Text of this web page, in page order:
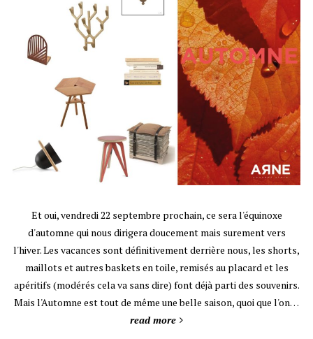
Et oui, vendredi 22 septembre prochain, ce sera l'équinoxe
d'automne qui nous dirigera doucement mais surement vers
l'hiver. Les vacances sont définitivement derrière nous, les shorts,
maillots et autres baskets en toile, remisés au placard et les
apéritifs (modérés cela va sans dire) font déjà parti des souvenirs.
Mais l'Automne est tout de même une belle saison, quoi que l'on…
read more